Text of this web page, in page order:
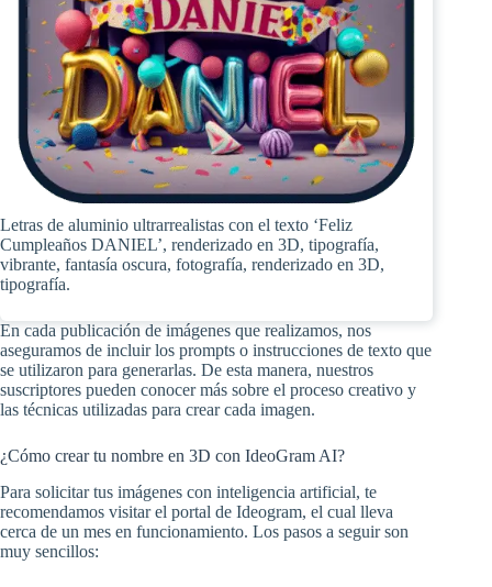
Letras de aluminio ultrarrealistas con el texto ‘Feliz
Cumpleaños DANIEL’, renderizado en 3D, tipografía,
vibrante, fantasía oscura, fotografía, renderizado en 3D,
tipografía.
En cada publicación de imágenes que realizamos, nos
aseguramos de incluir los prompts o instrucciones de texto que
se utilizaron para generarlas. De esta manera, nuestros
suscriptores pueden conocer más sobre el proceso creativo y
las técnicas utilizadas para crear cada imagen.
¿Cómo crear tu nombre en 3D con IdeoGram AI?
Para solicitar tus imágenes con inteligencia artificial, te
recomendamos visitar el portal de Ideogram, el cual lleva
cerca de un mes en funcionamiento. Los pasos a seguir son
muy sencillos: